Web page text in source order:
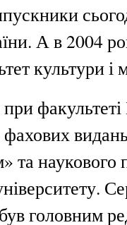
А в 2004
культури і
та наукового
головним